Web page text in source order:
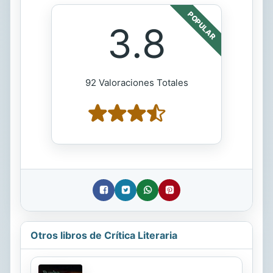
POPULAR
3.8
92 Valoraciones Totales
Otros libros de Crítica Literaria